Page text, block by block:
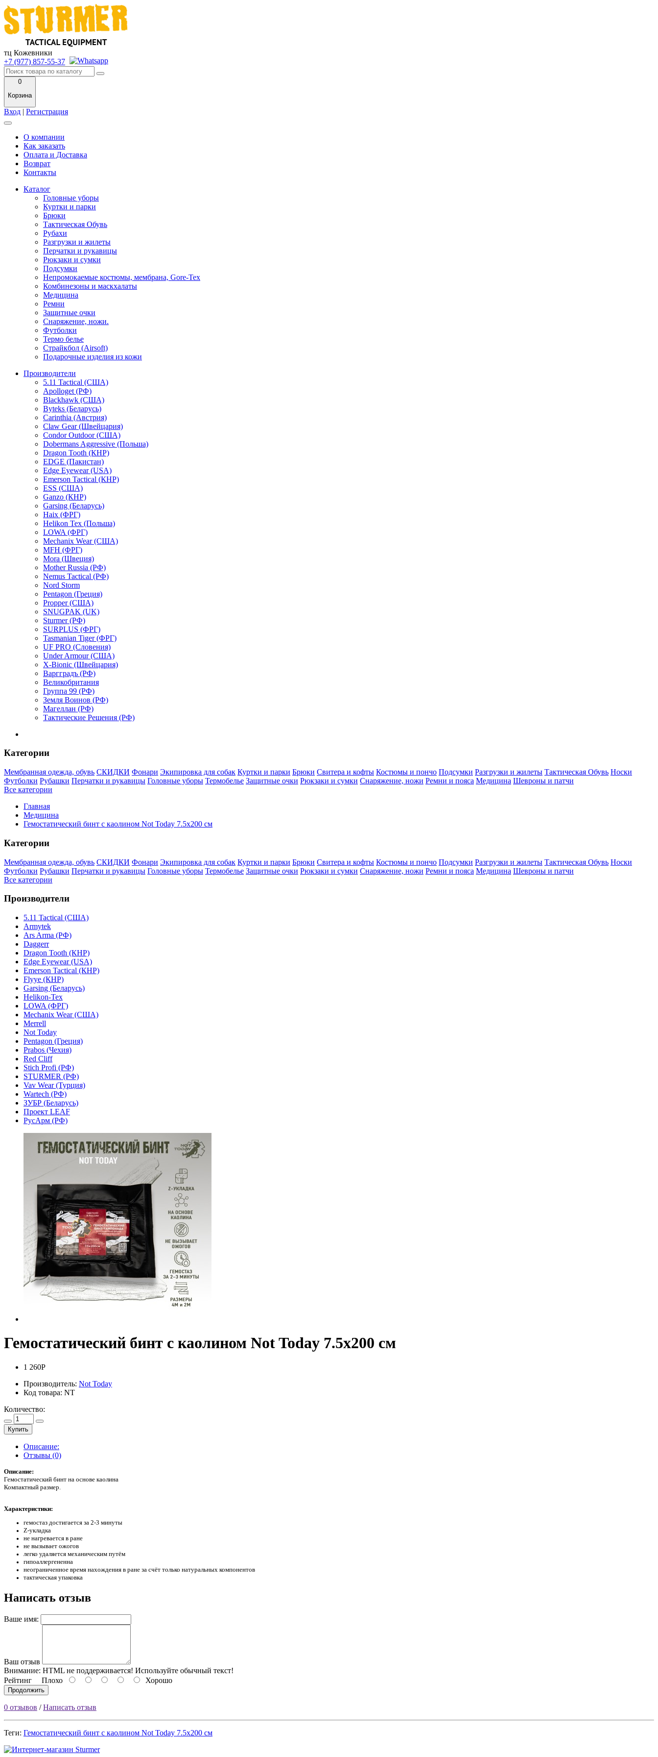
тц Кожевники
+7 (977) 857-55-37
0
Корзина
Вход | Регистрация
О компании
Как заказать
Оплата и Доставка
Возврат
Контакты
Каталог
Головные уборы
Куртки и парки
Брюки
Тактическая Обувь
Рубахи
Разгрузки и жилеты
Перчатки и рукавицы
Рюкзаки и сумки
Подсумки
Непромокаемые костюмы, мембрана, Gore-Tex
Комбинезоны и маскхалаты
Медицина
Ремни
Защитные очки
Снаряжение, ножи.
Футболки
Термо белье
Страйкбол (Airsoft)
Подарочные изделия из кожи
Производители
5.11 Tactical (США)
Apolloget (РФ)
Blackhawk (США)
Byteks (Беларусь)
Carinthia (Австрия)
Claw Gear (Швейцария)
Condor Outdoor (США)
Dobermans Aggressive (Польша)
Dragon Tooth (КНР)
EDGE (Пакистан)
Edge Eyewear (USA)
Emerson Tactical (КНР)
ESS (США)
Ganzo (КНР)
Garsing (Беларусь)
Haix (ФРГ)
Helikon Tex (Польша)
LOWA (ФРГ)
Mechanix Wear (США)
MFH (ФРГ)
Mora (Швеция)
Mother Russia (РФ)
Nemus Tactical (РФ)
Nord Storm
Pentagon (Греция)
Propper (США)
SNUGPAK (UK)
Sturmer (РФ)
SURPLUS (ФРГ)
Tasmanian Tiger (ФРГ)
UF PRO (Словения)
Under Armour (США)
X-Bionic (Швейцария)
Варгградъ (РФ)
Великобритания
Группа 99 (РФ)
Земля Воинов (РФ)
Магеллан (РФ)
Тактические Решения (РФ)
Категории
Мембранная одежда, обувь СКИДКИ Фонари Экипировка для собак Куртки и парки Брюки Свитера и кофты Костюмы и пончо Подсумки Разгрузки и жилеты Тактическая Обувь Носки
Футболки Рубашки Перчатки и рукавицы Головные уборы Термобелье Защитные очки Рюкзаки и сумки Снаряжение, ножи Ремни и пояса Медицина Шевроны и патчи
Все категории
Главная
Медицина
Гемостатический бинт с каолином Not Today 7.5х200 см
Категории
Мембранная одежда, обувь СКИДКИ Фонари Экипировка для собак Куртки и парки Брюки Свитера и кофты Костюмы и пончо Подсумки Разгрузки и жилеты Тактическая Обувь Носки
Футболки Рубашки Перчатки и рукавицы Головные уборы Термобелье Защитные очки Рюкзаки и сумки Снаряжение, ножи Ремни и пояса Медицина Шевроны и патчи
Все категории
Производители
5.11 Tactical (США)
Armytek
Ars Arma (РФ)
Daggerr
Dragon Tooth (КНР)
Edge Eyewear (USA)
Emerson Tactical (КНР)
Flyye (КНР)
Garsing (Беларусь)
Helikon-Tex
LOWA (ФРГ)
Mechanix Wear (США)
Merrell
Not Today
Pentagon (Греция)
Prabos (Чехия)
Red Cliff
Stich Profi (РФ)
STURMER (РФ)
Vav Wear (Турция)
Wartech (РФ)
ЗУБР (Беларусь)
Проект LEAF
РусАрм (РФ)
Гемостатический бинт с каолином Not Today 7.5х200 см
1 260Р
Производитель: Not Today
Код товара: NT
Количество:
Купить
Описание:
Отзывы (0)
Описание:
Гемостатический бинт на основе каолина
Компактный размер.
Характеристики:
гемостаз достигается за 2-3 минуты
Z-укладка
не нагревается в ране
не вызывает ожогов
легко удаляется механическим путём
гипоаллергененна
неограниченное время нахождения в ране за счёт только натуральных компонентов
тактическая упаковка
Написать отзыв
Ваше имя:
Ваш отзыв
Внимание: HTML не поддерживается! Используйте обычный текст!
Рейтинг Плохо Хорошо
Продолжить
0 отзывов /Написать отзыв
Теги: Гемостатический бинт с каолином Not Today 7.5х200 см